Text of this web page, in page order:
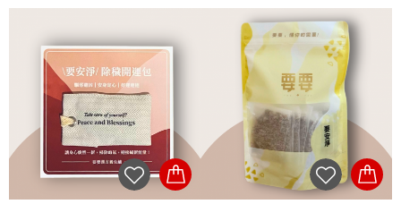
貼心提醒: 購買或加贈的質感
布套，兩種款式會隨機出貨，造成不
便，敬請見諒，謝謝。
貼心提醒: 購買或加贈的質感
布套，兩種款式會隨機出貨，造成不
便，敬請見諒，謝謝。
鼻
✔ 精選10種蚊蟲最怕的天然漢方植物
✔ 含丁香、艾草、香茅、藿香、金銀
花、蒼術、白芷、紫蘇、石菖蒲、陳
✔ 每種藥材氣味濃郁，能有效驅除蚊
象！
的壓力或卡卡的感覺？
讓專為淨化與開運設計的【除穢開運
包】為你帶來轉機！
嚴選天然草本，純手
融合傳統淨穢儀式與現代風水概
可放置於居家、辦公桌、隨身包
包、車內
●
適合開工、搬家、改運、重要場
合前使用
使用方式：
●泡澡淨身：使用1-2包要安淨，放入
浴缸、臉盆後熱水浸泡、擦拭使用，
使用後整包丟掉即可。（建議用量浴
缸2包/ 寶寶澡盆1包）
●除穢開運：平時、出國各種敏感時
期，隨身攜帶淨化磁場、掃除晦氣、
轉運開運，置於隨身物品中或放在常
用空間，配合每日靜心祈願，效果更
讓身心煥然一新，掃除晦氣，
迎接嶄新能量！
限量發售，手工製作數量有限，敬請
把握！
立即擁有屬於你的【除穢開運包】，